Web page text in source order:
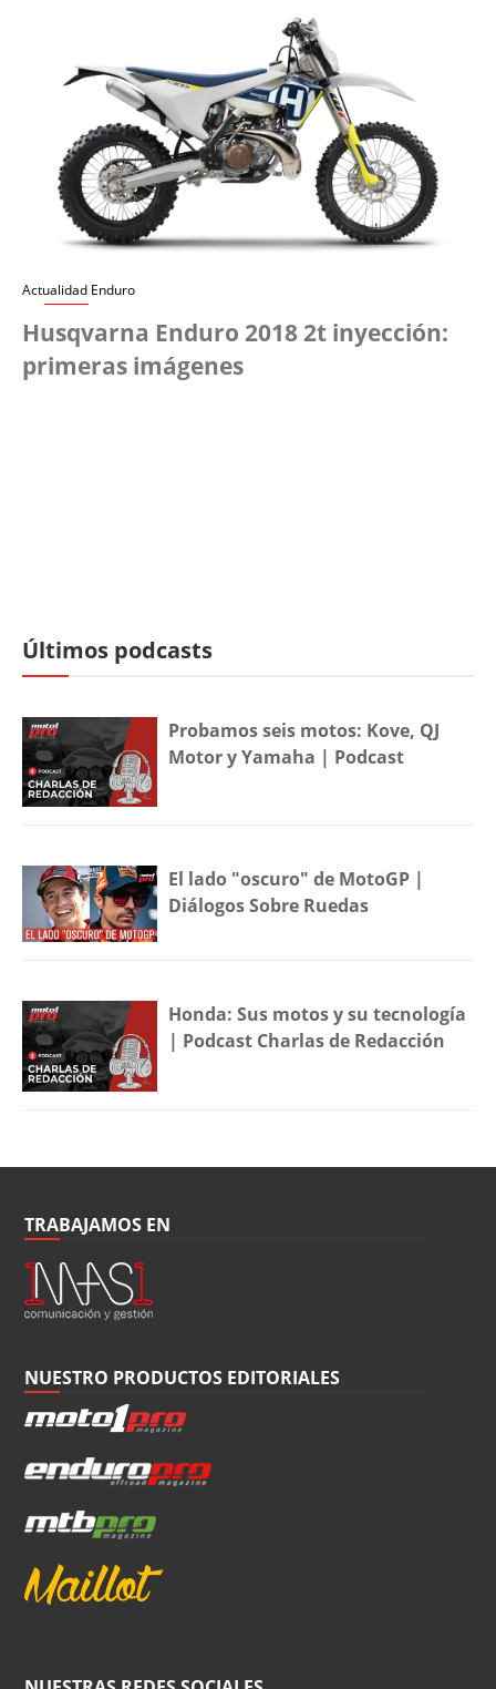
Actualidad Enduro
Husqvarna Enduro 2018 2t inyección:
primeras imágenes
Últimos podcasts
Probamos seis motos: Kove, QJ
Motor y Yamaha | Podcast
El lado "oscuro" de MotoGP |
Diálogos Sobre Ruedas
Honda: Sus motos y su tecnología
| Podcast Charlas de Redacción
TRABAJAMOS EN
NUESTRO PRODUCTOS EDITORIALES